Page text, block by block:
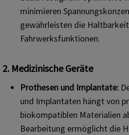
minimieren
gewährleisten die
Fahrwerksfunktionen.
2. Medizinische Geräte
Prothesen und Implantate:
und Implantaten hängt von
biokompatiblen Materialien
Bearbeitung ermöglicht die